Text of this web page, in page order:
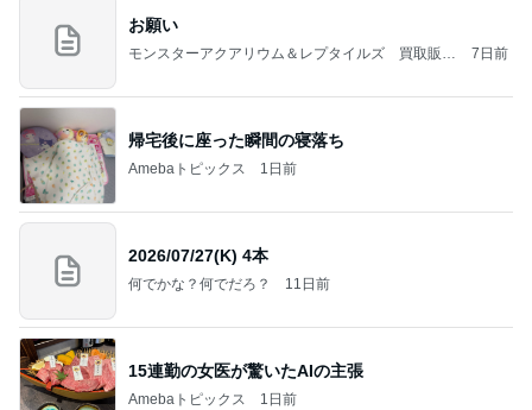
お願い
モンスターアクアリウム＆レプタイルズ 買取販売
7日前
帰宅後に座った瞬間の寝落ち
Amebaトピックス 1日前
2026/07/27(K) 4本
何でかな？何でだろ？ 11日前
15連勤の女医が驚いたAIの主張
Amebaトピックス 1日前